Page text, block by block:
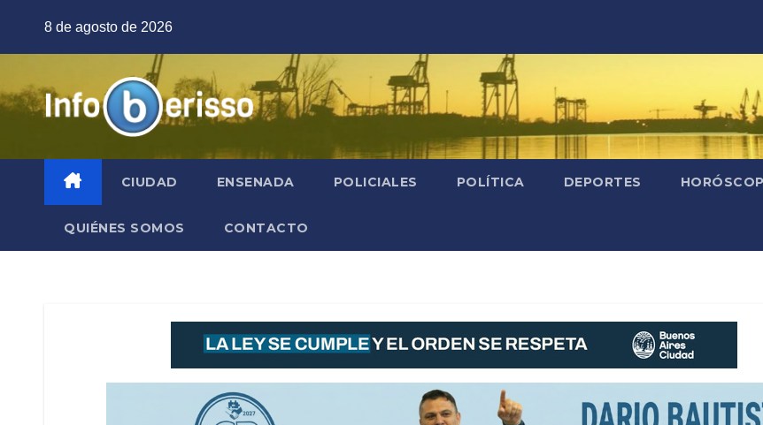
8 de agosto de 2026
CIUDAD ENSENADA POLICIALES POLÍTICA DEPORTES
QUIÉNES SOMOS CONTACTO